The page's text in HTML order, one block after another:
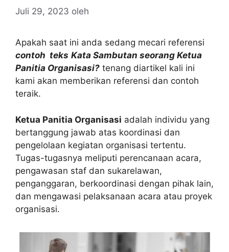
Juli 29, 2023 oleh
Apakah saat ini anda sedang mecari referensi
contoh teks Kata Sambutan seorang Ketua
Panitia Organisasi? tenang diartikel kali ini
kami akan memberikan referensi dan contoh
teraik.
Ketua Panitia Organisasi adalah individu yang
bertanggung jawab atas koordinasi dan
pengelolaan kegiatan organisasi tertentu.
Tugas-tugasnya meliputi perencanaan acara,
pengawasan staf dan sukarelawan,
penganggaran, berkoordinasi dengan pihak lain,
dan mengawasi pelaksanaan acara atau proyek
organisasi.